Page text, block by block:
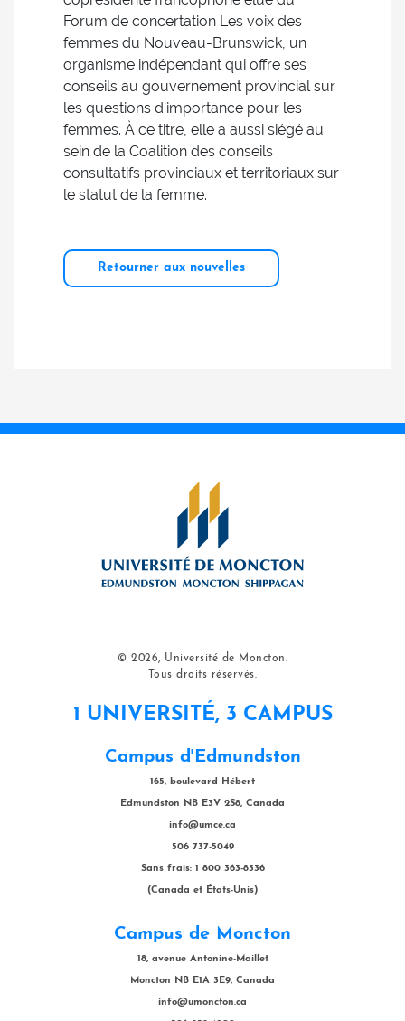
Forum de concertation Les voix des
femmes du Nouveau-Brunswick, un
organisme indépendant qui offre ses
conseils au gouvernement provincial sur
les questions d’importance pour les
femmes. À ce titre, elle a aussi siégé au
sein de la Coalition des conseils
consultatifs provinciaux et territoriaux sur
le statut de la femme.
Retourner aux nouvelles
© 2026, Université de Moncton.
Tous droits réservés.
1 UNIVERSITÉ, 3 CAMPUS
Campus d'Edmundston
165, boulevard Hébert
Edmundston NB E3V 2S8, Canada
info@umce.ca
506 737-5049
Sans frais: 1 800 363-8336
(Canada et États-Unis)
Campus de Moncton
18, avenue Antonine-Maillet
Moncton NB E1A 3E9, Canada
info@umoncton.ca